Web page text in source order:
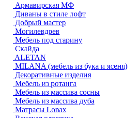
Армавирская МФ
Диваны в стиле лофт
Добрый мастер
Могилевдрев
Мебель под старину
Скайда
ALETAN
MILANA (мебель из бука и ясеня)
Декоративные изделия
Мебель из ротанга
Мебель из массива сосны
Мебель из массива дуба
Матрасы Lonax